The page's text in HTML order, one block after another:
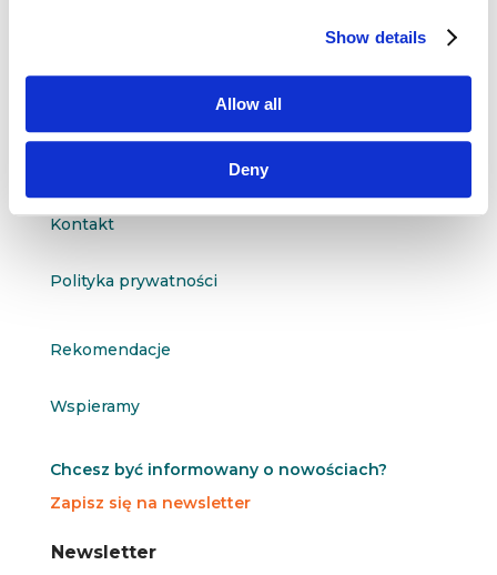
Show details
Allow all
Deny
Kontakt
Polityka prywatności
Rekomendacje
Wspieramy
Chcesz być informowany o nowościach?
Zapisz się na newsletter
N
N
Newsletter